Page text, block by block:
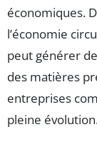
économiques.
l’économie
peut générer
des matières
entreprises
pleine